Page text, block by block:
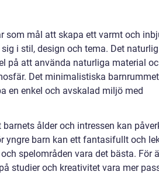
som mål att skapa ett varmt och
i stil, design och tema. Det
på att använda naturliga material
Det minimalistiska
en enkel och avskalad miljö med
ålder och intressen kan
yngre barn kan ett fantasifullt och
spelområden vara det bästa. För
studier och kreativitet vara mer